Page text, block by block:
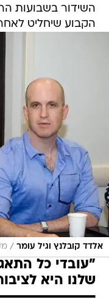
השידור בשבועות
הקבוע שיחליט
אלדד קובלנץ וגיל עומר /
"עובדי כל
שלנו היא